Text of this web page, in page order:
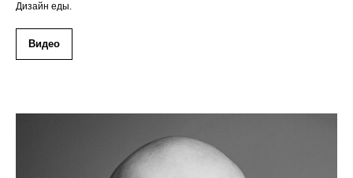
Дизайн еды.
Видео